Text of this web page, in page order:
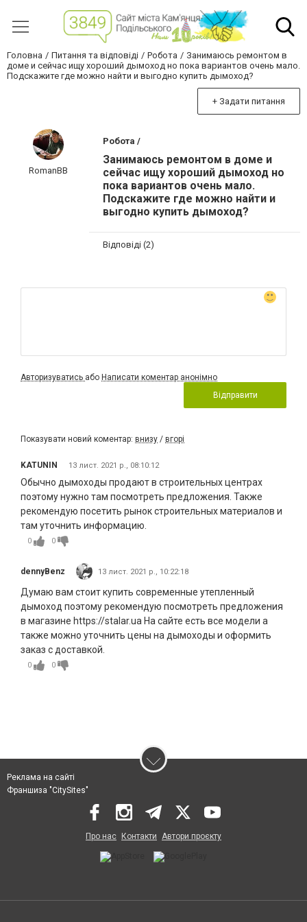
Головна Питання та відповіді Робота
Занимаюсь ремонтом в
доме и сейчас ищу хороший дымоход но пока вариантов очень мало.
Подскажите где можно найти и выгодно купить дымоход?
+ Задати питання
RomanBB
Робота /
Занимаюсь ремонтом в доме и
сейчас ищу хороший дымоход но
пока вариантов очень мало.
Подскажите где можно найти и
выгодно купить дымоход?
Відповіді (2)
Авторизуватись або Написати коментар анонімно
Відправити
Показувати новий коментар: внизу / вгорі
KATUNIN 13 лист. 2021 р., 08:10:12
Обычно дымоходы продают в строительных центрах
поэтому нужно там посмотреть предложения. Также
рекомендую посетить рынок строительных материалов и
там уточнить информацию.
0 0
dennyBenz 13 лист. 2021 р., 10:22:18
Думаю вам стоит купить современные утепленный
дымоход поэтому рекомендую посмотреть предложения
в магазине https://stalar.ua На сайте есть все модели а
также можно уточнить цены на дымоходы и оформить
заказ с доставкой.
0 0
Реклама на сайті
Франшиза "CitySites"
Про нас Контакти Автори проєкту